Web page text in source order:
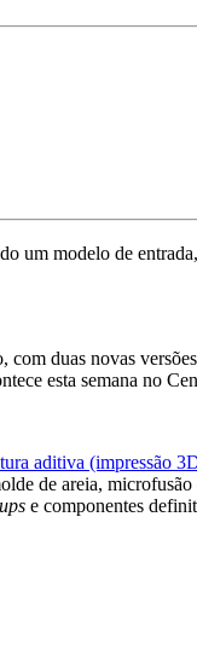
um modelo de
duas novas
esta semana no
aditiva (impressão
de areia,
e componentes